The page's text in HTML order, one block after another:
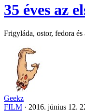
35 éves az
Frigyláda, ostor, fedora
Geekz
FILM · 2016. június 12.